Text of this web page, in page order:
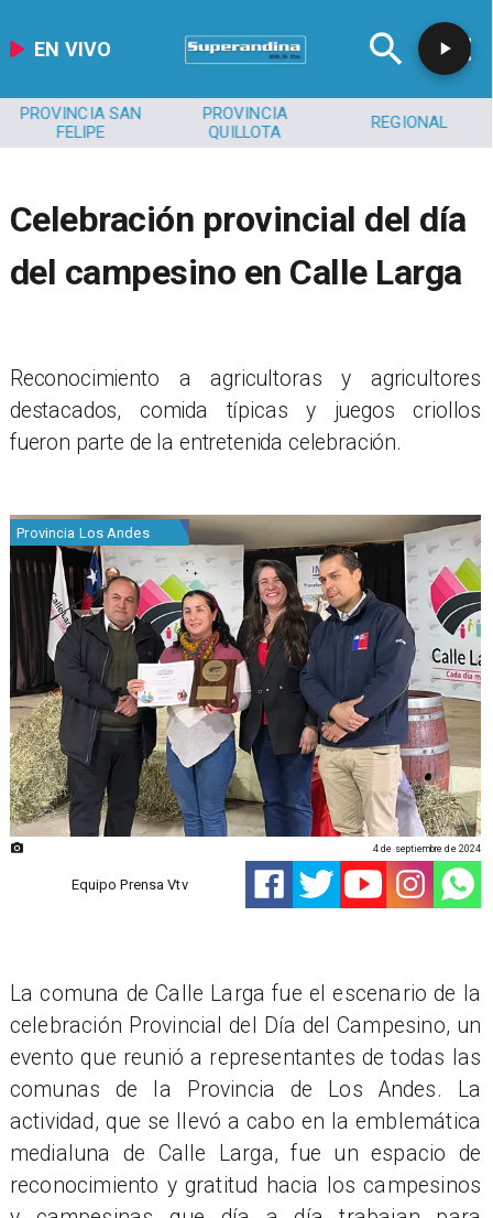
EN VIVO
PROVINCIA SAN
FELIPE
PROVINCIA
QUILLOTA
REGIONAL
Celebración provincial del día
del campesino en Calle Larga
Reconocimiento a agricultoras y agricultores
destacados, comida típicas y juegos criollos
fueron parte de la entretenida celebración.
Provincia Los Andes
Equipo Prensa Vtv
4 de septiembre de 2024
La comuna de Calle Larga fue el escenario de la
celebración Provincial del Día del Campesino, un
evento que reunió a representantes de todas las
comunas de la Provincia de Los Andes. La
actividad, que se llevó a cabo en la emblemática
medialuna de Calle Larga, fue un espacio de
reconocimiento y gratitud hacia los campesinos